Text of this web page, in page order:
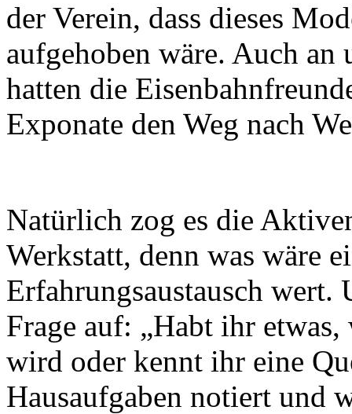
der Verein, dass dieses
aufgehoben wäre. Auch an
hatten die
Exponate den Weg nach
Natürlich zog es die
Werkstatt, denn was wäre
Erfahrungsaustausch
Frage auf: „Habt ihr
wird oder kennt ihr eine
Hausaufgaben notiert und